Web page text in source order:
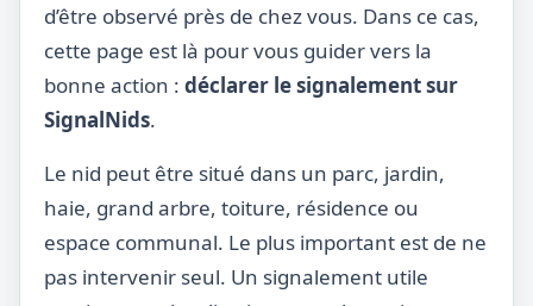
d’être observé près de chez vous. Dans ce cas,
cette page est là pour vous guider vers la
bonne action : déclarer le signalement sur
SignalNids.
Le nid peut être situé dans un parc, jardin,
haie, grand arbre, toiture, résidence ou
espace communal. Le plus important est de ne
pas intervenir seul. Un signalement utile